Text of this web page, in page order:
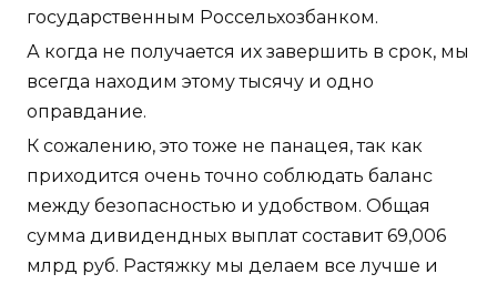
государственным Россельхозбанком.
А когда не получается их завершить в срок, мы
всегда находим этому тысячу и одно
оправдание.
К сожалению, это тоже не панацея, так как
приходится очень точно соблюдать баланс
между безопасностью и удобством. Общая
сумма дивидендных выплат составит 69,006
млрд руб. Растяжку мы делаем все лучше и